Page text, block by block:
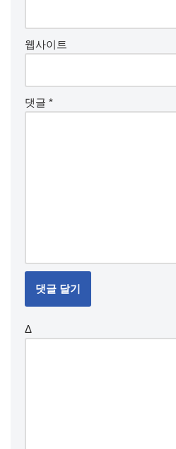
웹사이트
댓글 *
Δ